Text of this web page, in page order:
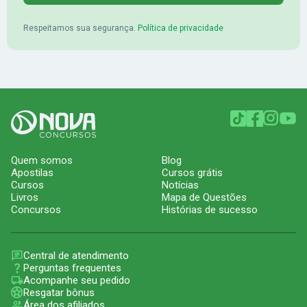
Respeitamos sua segurança. Política de privacidade
Quem somos
Apostilas
Cursos
Livros
Concursos
Blog
Cursos grátis
Notícias
Mapa de Questões
Histórias de sucesso
Central de atendimento
Perguntas frequentes
Acompanhe seu pedido
Resgatar bônus